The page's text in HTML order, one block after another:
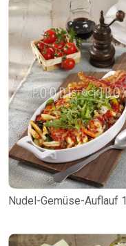
Nudel-Gemüse-Auflauf 1